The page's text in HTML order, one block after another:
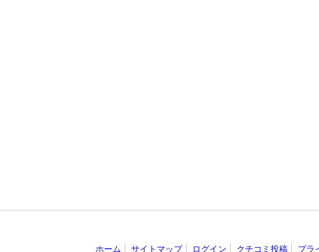
ホーム サイトマップ ログイン クチコミ投稿 プラ